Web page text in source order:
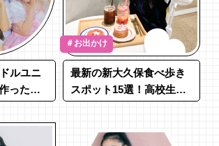
ルユニ
った
＃お出かけ
最新の新大久保食べ歩き
スポット15選！高校生に